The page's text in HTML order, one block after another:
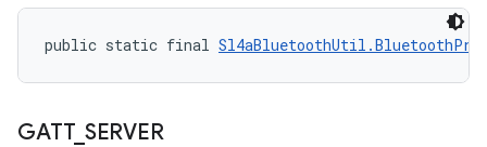
public static final
GATT_ SERVER